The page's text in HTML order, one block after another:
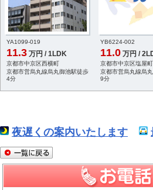
YA1099-019
11.3 万円 / 1LDK
京都市中京区西横町
京都市営烏丸線烏丸御池駅徒歩
4分
YB6224-002
11.0 万円 /
京都市中京区塩屋町
京都市営烏丸線烏
9分
夜遅くの案内いたします